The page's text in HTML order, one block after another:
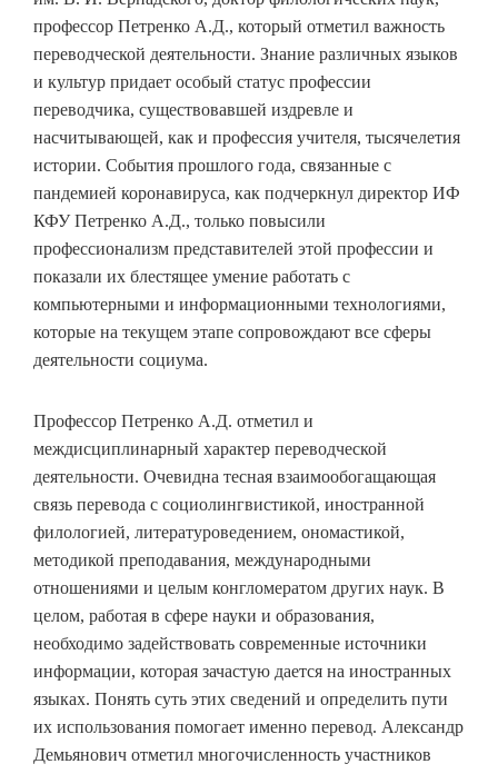
профессор Петренко А.Д., который отметил важность
переводческой деятельности. Знание различных языков
и культур придает особый статус профессии
переводчика, существовавшей издревле и
насчитывающей, как и профессия учителя, тысячелетия
истории. События прошлого года, связанные с
пандемией коронавируса, как подчеркнул директор ИФ
КФУ Петренко А.Д., только повысили
профессионализм представителей этой профессии и
показали их блестящее умение работать с
компьютерными и информационными технологиями,
которые на текущем этапе сопровождают все сферы
деятельности социума.
Профессор Петренко А.Д. отметил и
междисциплинарный характер переводческой
деятельности. Очевидна тесная взаимообогащающая
связь перевода с социолингвистикой, иностранной
филологией, литературоведением, ономастикой,
методикой преподавания, международными
отношениями и целым конгломератом других наук. В
целом, работая в сфере науки и образования,
необходимо задействовать современные источники
информации, которая зачастую дается на иностранных
языках. Понять суть этих сведений и определить пути
их использования помогает именно перевод. Александр
Демьянович отметил многочисленность участников